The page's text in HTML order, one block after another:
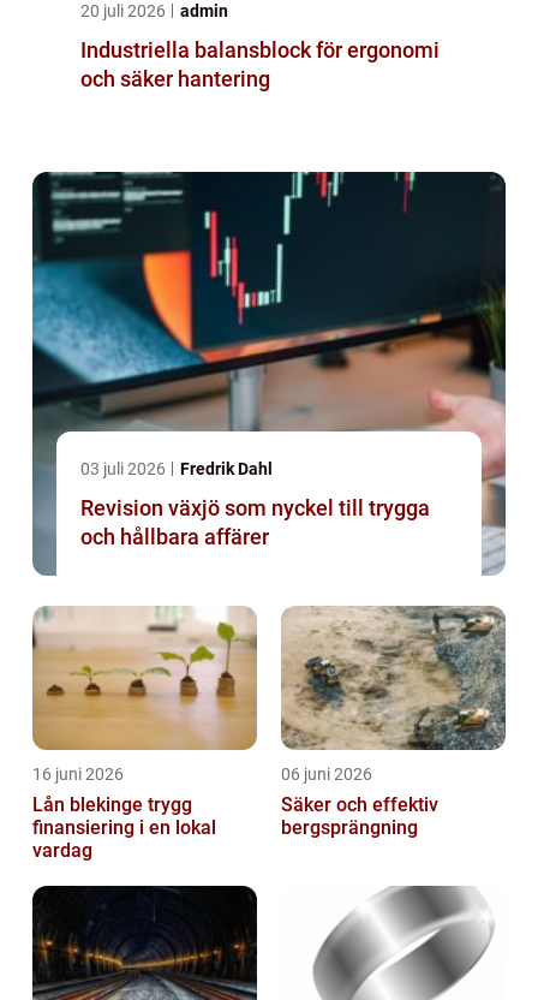
20 juli 2026 admin
Industriella balansblock för ergonomi
och säker hantering
03 juli 2026 Fredrik Dahl
Revision växjö som nyckel till trygga
och hållbara affärer
16 juni 2026
Lån blekinge trygg
finansiering i en lokal
vardag
06 juni 2026
Säker och effektiv
bergsprängning